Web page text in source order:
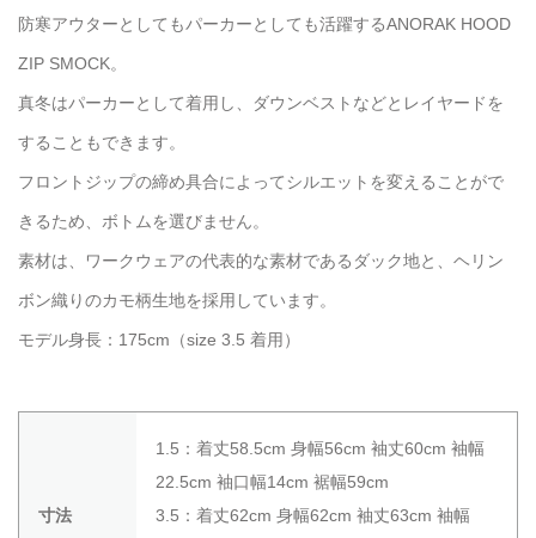
防寒アウターとしてもパーカーとしても活躍するANORAK HOOD
ZIP SMOCK。
真冬はパーカーとして着用し、ダウンベストなどとレイヤードを
することもできます。
フロントジップの締め具合によってシルエットを変えることがで
きるため、ボトムを選びません。
素材は、ワークウェアの代表的な素材であるダック地と、ヘリン
ボン織りのカモ柄生地を採用しています。
モデル身長：175cm（size 3.5 着用）
寸法
1.5：着丈58.5cm 身幅56cm 袖丈60cm 袖幅
22.5cm 袖口幅14cm 裾幅59cm
3.5：着丈62cm 身幅62cm 袖丈63cm 袖幅